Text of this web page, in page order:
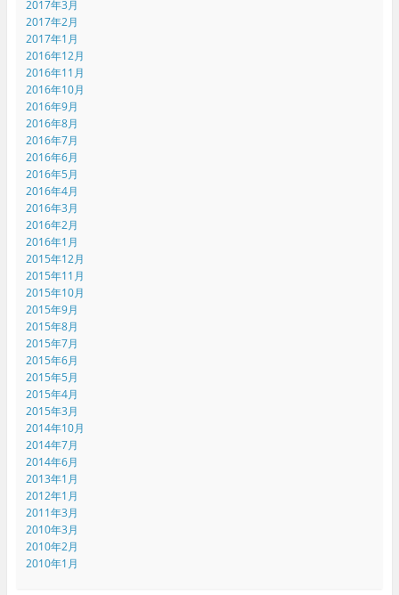
2017年3月
2017年2月
2017年1月
2016年12月
2016年11月
2016年10月
2016年9月
2016年8月
2016年7月
2016年6月
2016年5月
2016年4月
2016年3月
2016年2月
2016年1月
2015年12月
2015年11月
2015年10月
2015年9月
2015年8月
2015年7月
2015年6月
2015年5月
2015年4月
2015年3月
2014年10月
2014年7月
2014年6月
2013年1月
2012年1月
2011年3月
2010年3月
2010年2月
2010年1月